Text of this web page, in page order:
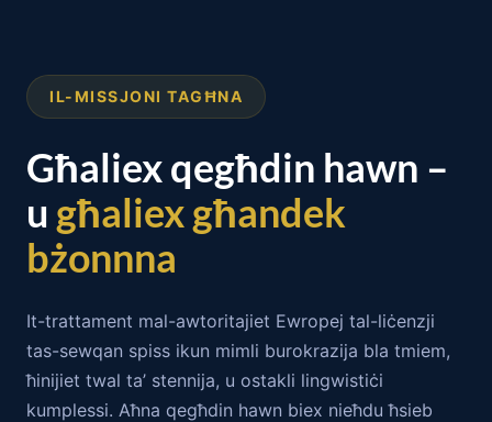
IL-MISSJONI TAGĦNA
Għaliex qegħdin hawn –
u għaliex għandek
bżonnna
It-trattament mal-awtoritajiet Ewropej tal-liċenzji
tas-sewqan spiss ikun mimli burokrazija bla tmiem,
ħinijiet twal ta’ stennija, u ostakli lingwistiċi
kumplessi. Aħna qegħdin hawn biex nieħdu ħsieb